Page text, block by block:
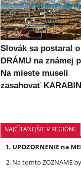
Slovák sa postaral o
DRÁMU na známej
Na mieste museli
zasahovať
NAJČÍTANEJŠIE V REGIÓNE
UPOZORNENIE na
Na tomto ZOZNAME